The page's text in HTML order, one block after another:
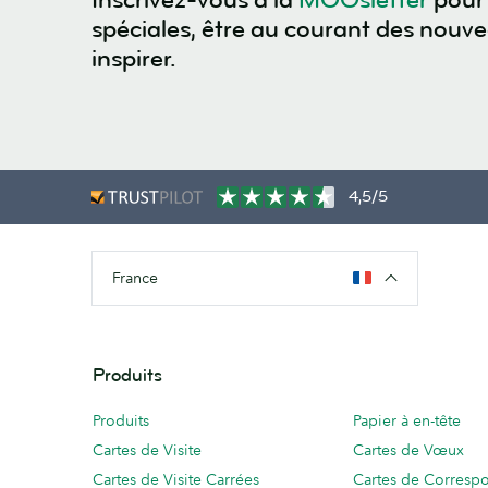
spéciales, être au courant des
inspirer.
4,5/5
France
Produits
Produits
Cartes de Visite
Cartes de Visite Carrées
Papier à en-tête
Cartes de Vœux
Cartes de